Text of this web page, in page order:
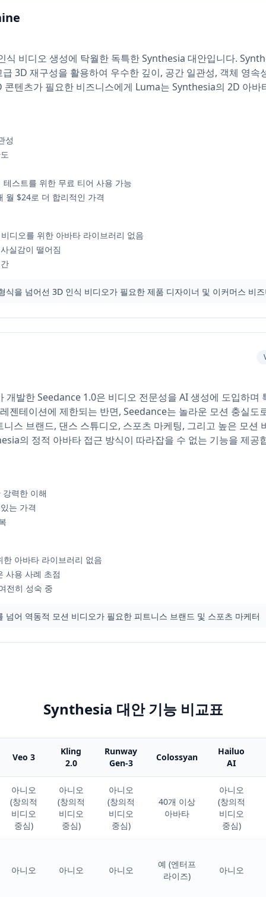
비디오 생성에 탁월한 독특한 Synthesia 대안입니다.
3D 재구성을 활용하여 우수한 깊이, 공간 일관성, 객체 영속
콘텐츠가 필요한 비즈니스에게 Luma는 Synthesia의 2D 아바
성
스트를 위한 무료 티어 사용 가능
월 $24로 더 합리적인 가격
디오를 위한 아바타 라이브러리 없음
실감이 떨어짐
식을 넘어선 3D 인식 비디오가 필요한 제품 디자이너 및 이커머스 비
발한 Seedance 1.0은 비디오 전문성을 AI 생성에 도입하며
젠테이션에 제한되는 반면, Seedance는 놀라운 모션 충실도
스 브랜드, 댄스 스튜디오, 스포츠 마케팅, 그리고 높은 모션
의 정적 아바타 접근 방식이 따라잡을 수 없는 기능을 제공
력한 이해
는 가격
아바타 라이브러리 없음
사용 사례 초점
전히 성숙 중
넘어 역동적 모션 비디오가 필요한 피트니스 브랜드 및 스포츠 마케터
Synthesia 대안 기능 비교표
Veo 3
Kling
2.0
Runway
Gen-3
Colossyan
Hailuo
AI
아니오
(창의적
비디오
중심)
아니오
(창의적
비디오
중심)
아니오
(창의적
비디오
중심)
40개 이상
아바타
아니오
(창의적
비디오
중심)
아니오 아니오 아니오
예 (엔터프
라이즈)
아니오